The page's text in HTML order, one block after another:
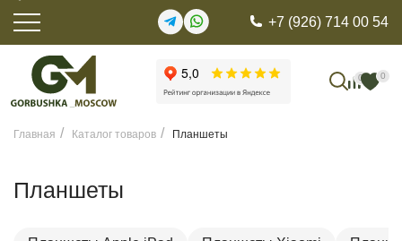
+7 (926) 714 00 54
0 0
Главная Каталог товаров Планшеты
Планшеты